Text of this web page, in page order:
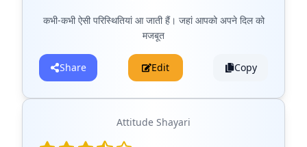
कभी-कभी ऐसी परिस्थितियां आ जाती हैं। जहां आपको अपने दिल को
मजबूत
Share Edit Copy
Attitude Shayari